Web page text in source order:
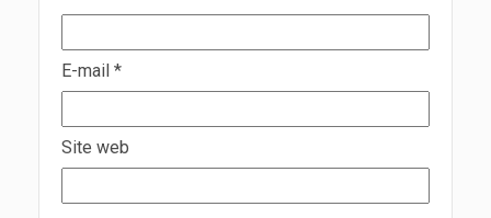
E-mail *
Site web